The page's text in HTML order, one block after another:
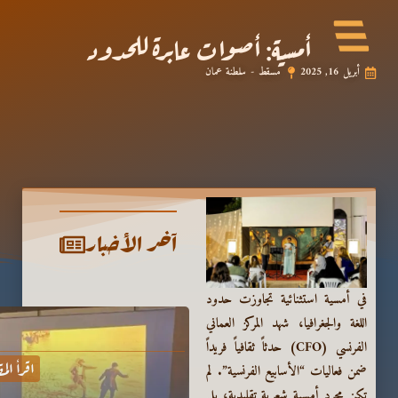
أمسية: أصوات عابرة للحدود
أبريل 16, 2025 مسقط - سلطنة عمان
في أمسية استثنائية تجاوزت حدود
اللغة والجغرافيا، شهد المركز العماني
الفرنسي (CFO) حدثاً ثقافياً فريداً
ضمن فعاليات “الأسابيع الفرنسية”. لم
آخر الأخبار
اقرأ